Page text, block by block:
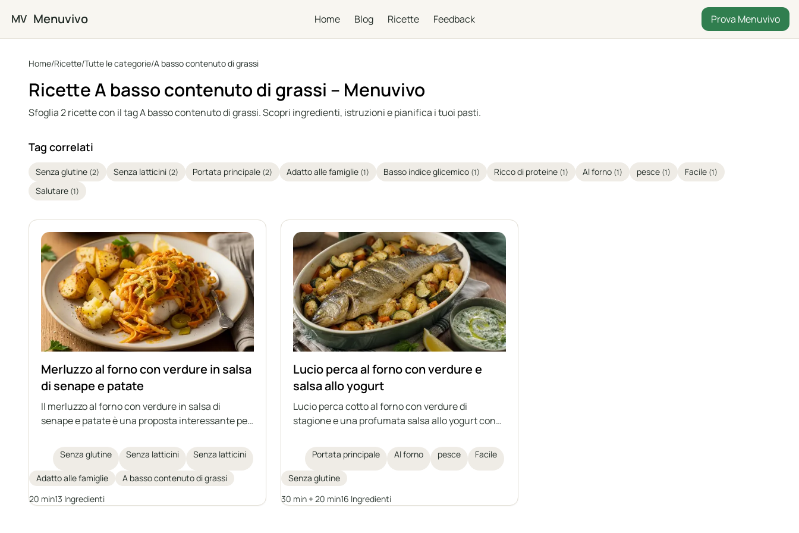
Vai al contenuto principale
MV Menuvivo Home Blog Ricette Feedback Prova Menuvivo
Home/Ricette/Tutte le categorie/A basso contenuto di grassi
Ricette A basso contenuto di grassi – Menuvivo
Sfoglia 2 ricette con il tag A basso contenuto di grassi. Scopri ingredienti, istruzioni e pianifica i tuoi pasti.
Tag correlati
Senza glutine (2) Senza latticini (2) Portata principale (2) Adatto alle famiglie (1) Basso indice glicemico (1) Ricco di proteine (1) Al forno (1) pesce (1) Facile (1)
Salutare (1)
Merluzzo al forno con verdure in salsa
di senape e patate
Il merluzzo al forno con verdure in salsa di
senape e patate è una proposta interessante per
protagonista. Il merluzzo succoso viene cotto al
forno con verdure stufate in un aromatico sugo
alla senape, il tutto servito con patate al forno.
cerca varietà nel menu quotidiano.
Senza glutine Senza latticini Senza latticini
Adatto alle famiglie
A basso contenuto di grassi
20 min13 Ingredienti
Lucio perca al forno con verdure e
salsa allo yogurt
Lucio perca cotto al forno con verdure di
stagione e una profumata salsa allo yogurt con
sostanzioso, che può essere preparato anche
con altri pesci di medie dimensioni, sia d'acqua
dolce che di mare.
Portata principale Al forno pesce Facile
Senza glutine
30 min + 20 min16 Ingredienti